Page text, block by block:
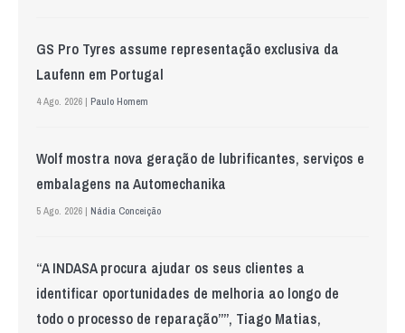
GS Pro Tyres assume representação exclusiva da
Laufenn em Portugal
4 Ago. 2026 | Paulo Homem
Wolf mostra nova geração de lubrificantes, serviços e
embalagens na Automechanika
5 Ago. 2026 | Nádia Conceição
“A INDASA procura ajudar os seus clientes a
identificar oportunidades de melhoria ao longo de
todo o processo de reparação””, Tiago Matias,